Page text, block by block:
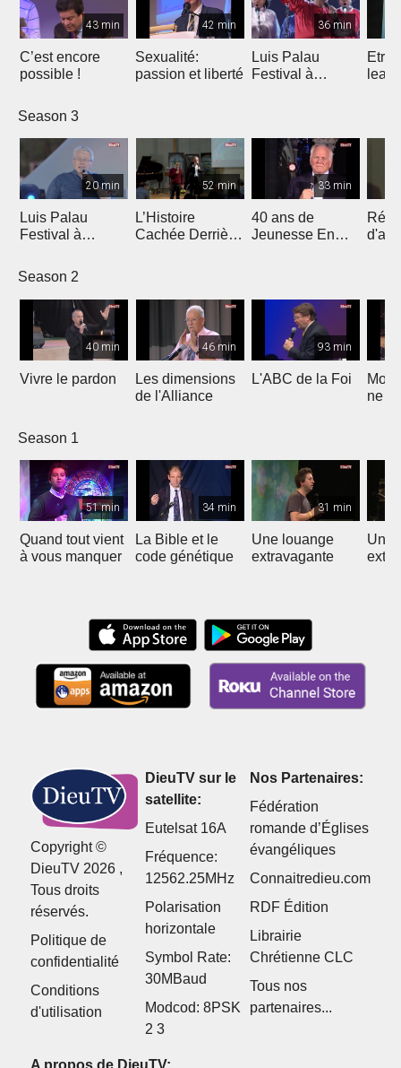
43 min
C’est encore
possible !
42 min
Sexualité:
passion et liberté
36 min
Luis Palau
Festival à
Etre
Season 3
20 min
Luis Palau
Festival à
52 min
L’Histoire
Cachée Derrière
33 min
40 ans de
Jeunesse En
Season 2
40 min
Vivre le pardon
46 min
Les dimensions
de l'Alliance
93 min
L'ABC de la Foi
Moi
ne
Season 1
51 min
Quand tout vient
à vous manquer
34 min
La Bible et le
code génétique
31 min
Une louange
extravagante
Une
Copyright ©
DieuTV 2026 ,
Tous droits
réservés.
Politique de
confidentialité
Conditions
d'utilisation
DieuTV sur le
satellite:
Eutelsat 16A
Fréquence:
12562.25MHz
Polarisation
horizontale
Symbol Rate:
30MBaud
Modcod: 8PSK
2 3
Nos Partenaires:
Fédération
romande d’Églises
évangéliques
Connaitredieu.com
RDF Édition
Librairie
Chrétienne CLC
Tous nos
partenaires...